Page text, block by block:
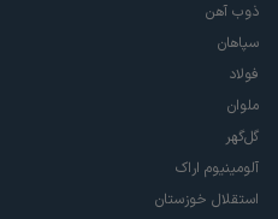
ذوب آهن
سپاهان
فولاد
ملوان
گل‌گهر
آلومینیوم اراک
استقلال خوزستان